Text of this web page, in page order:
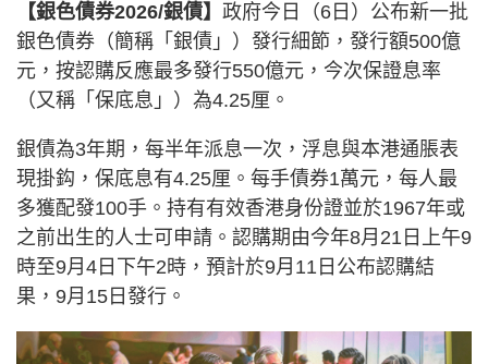
【銀色債券2026/銀債】 政府今日（6日）公布新一批
銀色債券（簡稱「銀債」）發行細節，發行額500億
元，按認購反應最多發行550億元，今次保證息率
（又稱「保底息」）為4.25厘。
銀債為3年期，每半年派息一次，浮息與本港通脹表
現掛鈎，保底息有4.25厘。每手債券1萬元，每人最
多獲配發100手。持有有效香港身份證並於1967年或
之前出生的人士可申請。認購期由今年8月21日上午9
時至9月4日下午2時，預計於9月11日公布認購結
果，9月15日發行。